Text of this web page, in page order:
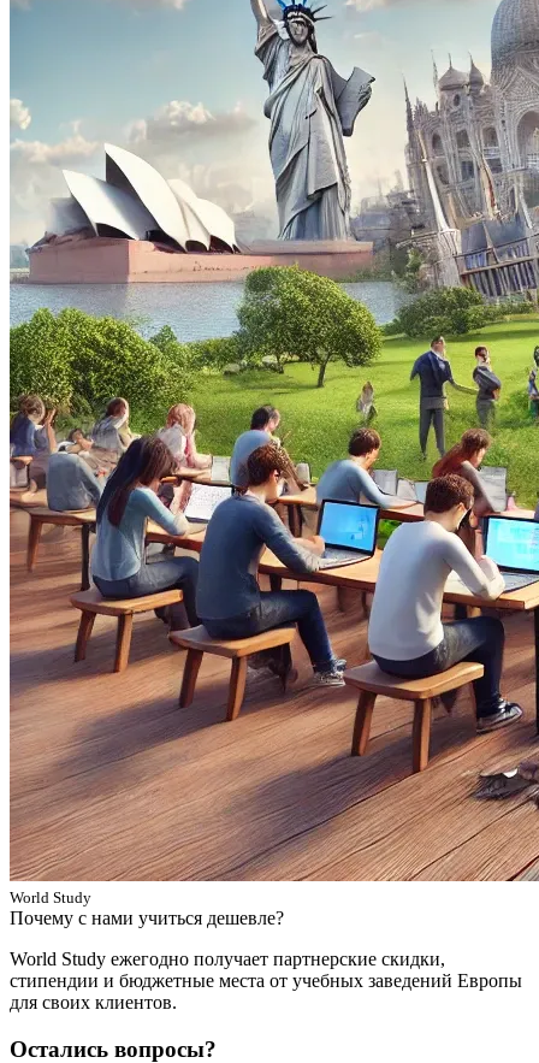
World Study
Почему с нами учиться дешевле?
World Study ежегодно получает партнерские скидки,
стипендии и бюджетные места от учебных заведений Европы
для своих клиентов.
Остались вопросы?